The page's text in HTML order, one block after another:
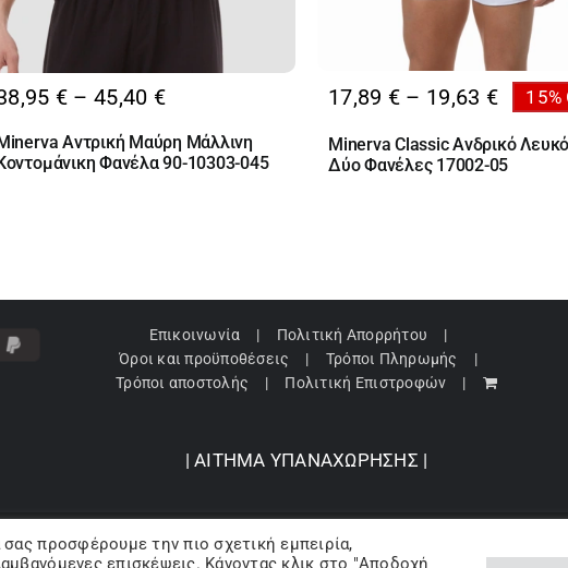
€ – 45,40 €Price
38,95 €
through
Αντρική Μαύρη Μάλλινη
Φανέλα 90-10303-045
17,89 € – 19,63 €Price
17,89 €
through
15%
Minerva Classic Ανδρικό
Δύο Φανέλες 17002-05
Επικοινωνία
Πολιτική Απορρήτου
Όροι και προϋποθέσεις
Τρόποι Πληρωμής
Τρόποι αποστολής
Πολιτική Επιστροφών
| ΑΙΤΗΜΑ ΥΠΑΝΑΧΩΡΗΣΗΣ |
Copyright 2024 © Barbopoulos store - All Rights Reserved |
προσφέρουμε την πιο σχετική εμπειρία,
επισκέψεις. Κάνοντας κλικ στο "Αποδοχή